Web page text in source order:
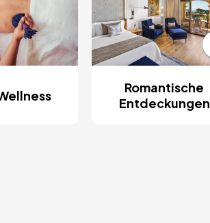
Romantische
Entdeckungen